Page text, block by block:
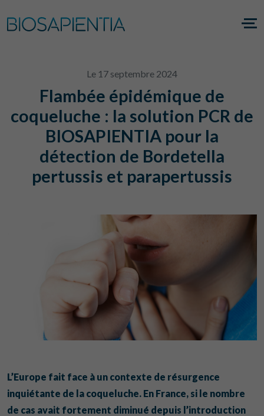
Le 17 septembre 2024
Flambée épidémique de
coqueluche : la solution PCR de
BIOSAPIENTIA pour la
détection de Bordetella
pertussis et parapertussis
L’Europe fait face à un contexte de résurgence
inquiétante de la coqueluche. En France, si le nombre
de cas avait fortement diminué depuis l’introduction